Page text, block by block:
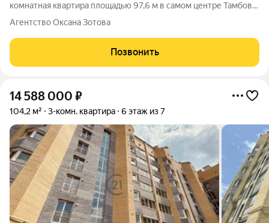
комнатная квартира площадью 97,6 м в самом центре Тамбова
ул. Максима Горького, 20. Квартира расположена на 12-м этаже
красивые панорамные виды
Агентство Оксана Зотова
Позвонить
14 588 000 ₽
104,2 м² 3-комн. квартира 6 этаж из 7